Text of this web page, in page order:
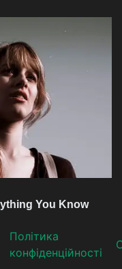
Політика
конфіденційності